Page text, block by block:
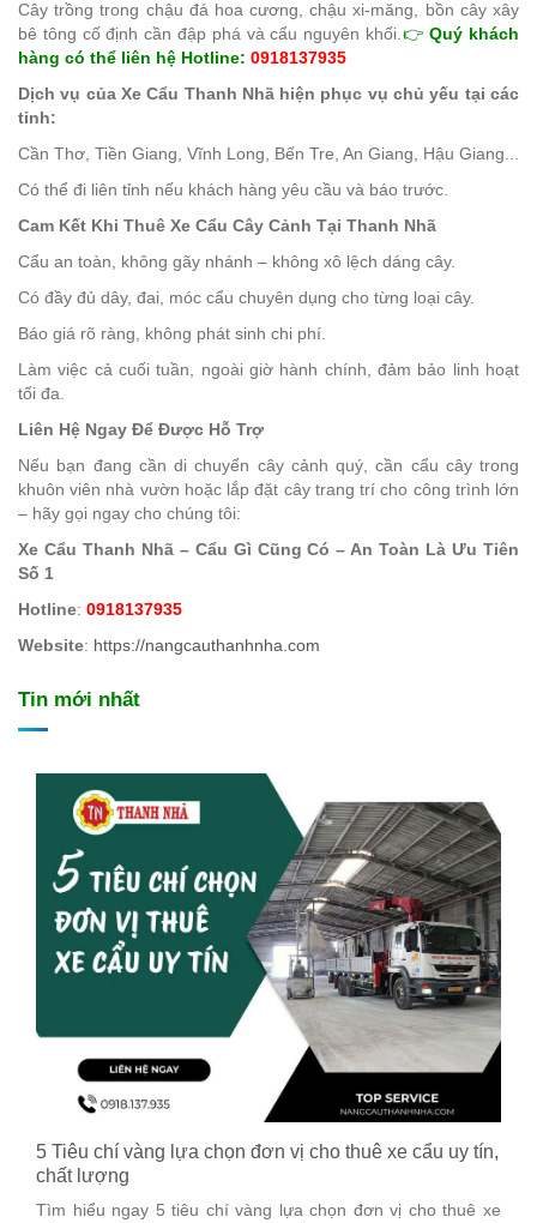
Cây trồng trong chậu đá hoa cương, chậu xi-măng, bồn cây xây
bê tông cố định cần đập phá và cẩu nguyên khối. 👉Quý khách
hàng có thể liên hệ Hotline: 0918137935
Dịch vụ của Xe Cẩu Thanh Nhã hiện phục vụ chủ yếu tại các
tỉnh:
Cần Thơ, Tiền Giang, Vĩnh Long, Bến Tre, An Giang, Hậu Giang...
Có thể đi liên tỉnh nếu khách hàng yêu cầu và báo trước.
Cam Kết Khi Thuê Xe Cẩu Cây Cảnh Tại Thanh Nhã
Cẩu an toàn, không gãy nhánh – không xô lệch dáng cây.
Có đầy đủ dây, đai, móc cẩu chuyên dụng cho từng loại cây.
Báo giá rõ ràng, không phát sinh chi phí.
Làm việc cả cuối tuần, ngoài giờ hành chính, đảm bảo linh hoạt
tối đa.
Liên Hệ Ngay Để Được Hỗ Trợ
Nếu bạn đang cần di chuyển cây cảnh quý, cần cẩu cây trong
khuôn viên nhà vườn hoặc lắp đặt cây trang trí cho công trình lớn
– hãy gọi ngay cho chúng tôi:
Xe Cẩu Thanh Nhã – Cẩu Gì Cũng Có – An Toàn Là Ưu Tiên
Số 1
Hotline: 0918137935
Website: https://nangcauthanhnha.com
Tin mới nhất
5 Tiêu chí vàng lựa chọn đơn vị cho thuê xe cẩu uy tín,
chất lượng
Tìm hiểu ngay 5 tiêu chí vàng lựa chọn đơn vị cho thuê xe